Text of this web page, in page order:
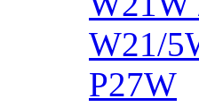
W21/
P27W